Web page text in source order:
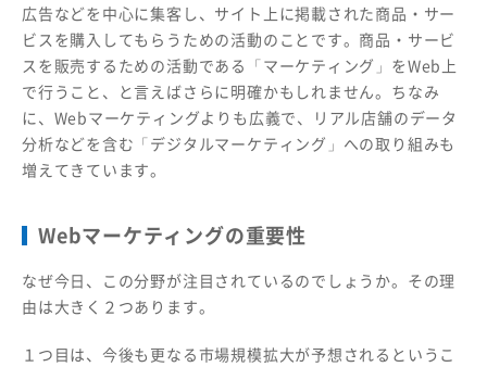
広告などを中心に集客し、サイト上に掲載された商品・サー
ビスを購入してもらうための活動のことです。商品・サービ
スを販売するための活動である「マーケティング」をWeb上
で行うこと、と言えばさらに明確かもしれません。ちなみ
に、Webマーケティングよりも広義で、リアル店舗のデータ
分析などを含む「デジタルマーケティング」への取り組みも
増えてきています。
Webマーケティングの重要性
なぜ今日、この分野が注目されているのでしょうか。その理
由は大きく２つあります。
１つ目は、今後も更なる市場規模拡大が予想されるというこ